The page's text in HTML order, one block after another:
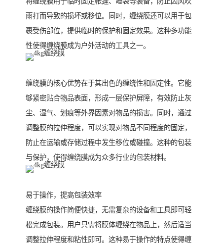
雨打而导致的损坏或移位。同时，缠绕膜还可以用于包
裹受伤部位，提供临时的保护和固定效果。这种多功能
性使得缠绕膜成为户外活动的工具之一。
缠绕膜的核心优势在于其出色的缠绕性和固定性。它能
够紧密贴合物品表面，形成一层保护屏障，有效防止灰
尘、湿气、划痕等外界因素对物品的损害。同时，通过
调整膜的拉伸程度，可以实现对物品不同程度的固定，
防止在运输或存储过程中发生移位或碰撞。这种的包装
与保护，使得缠绕膜成为众多行业的包装材料。
易于操作，提高包装效率
缠绕膜的操作简便快捷，无需复杂的设备和工具即可轻
松完成包装。用户只需将膜体缠绕在物品上，然后适当
调整拉伸程度和粘性即可。这种易于操作的特点使得缠